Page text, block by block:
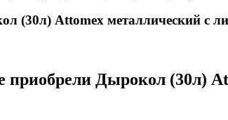
(30л) Attomex металлический с
приобрели Дырокол (30л)